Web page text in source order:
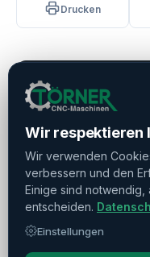
Drucken
Haben
Wir respektieren
Wir verwenden
verbessern und den
Einige sind notwendig,
entscheiden.
Einstellungen